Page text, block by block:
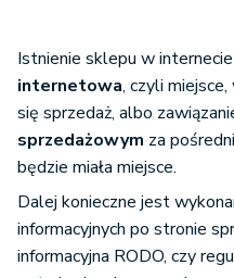
Istnienie sklepu w
internetowa, czyli
się sprzedaż, albo
sprzedażowym za
będzie miała miejsce.
Dalej konieczne jest
informacyjnych po stronie
informacyjna RODO, czy